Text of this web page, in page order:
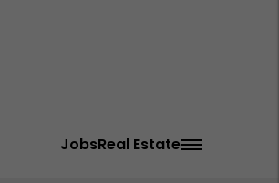
JobsReal Estate